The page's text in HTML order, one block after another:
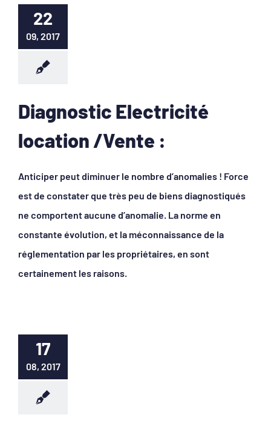
22
09, 2017
Diagnostic Electricité
location /Vente :
Anticiper peut diminuer le nombre d’anomalies ! Force
est de constater que très peu de biens diagnostiqués
ne comportent aucune d’anomalie. La norme en
constante évolution, et la méconnaissance de la
réglementation par les propriétaires, en sont
certainement les raisons.
17
08, 2017